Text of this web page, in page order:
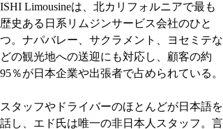
ISHI Limousineは、北カリフォルニアで最も
歴史ある日系リムジンサービス会社のひと
つ。ナパバレー、サクラメント、ヨセミテな
どの観光地への送迎にも対応し、顧客の約
95％が日本企業や出張者で占められている。
スタッフやドライバーのほとんどが日本語を
話し、エド氏は唯一の非日本人スタッフ。言